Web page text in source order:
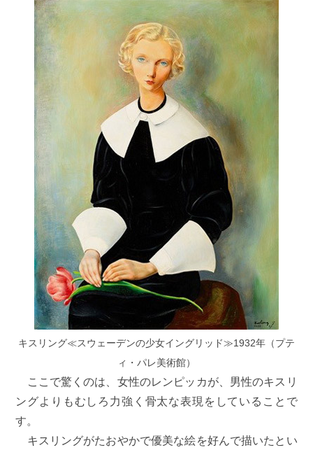
キスリング≪スウェーデンの少女イングリッド≫1932年（プテ
ィ・パレ美術館）
ここで驚くのは、女性のレンピッカが、男性のキスリ
ングよりもむしろ力強く骨太な表現をしていることで
す。
キスリングがたおやかで優美な絵を好んで描いたとい